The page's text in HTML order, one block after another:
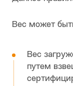
Вес может
Вес
путем